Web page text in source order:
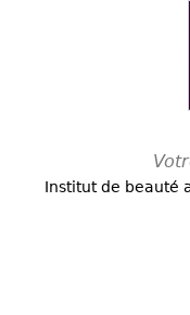
Institut de beauté